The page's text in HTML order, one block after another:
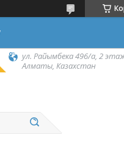
ул. Райымбека 496/а, 2
Алматы, Казахстан